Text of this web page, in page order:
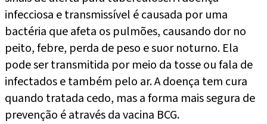
infecciosa e transmissível é causada por uma
bactéria que afeta os pulmões, causando dor no
peito, febre, perda de peso e suor noturno. Ela
pode ser transmitida por meio da tosse ou fala de
infectados e também pelo ar. A doença tem cura
quando tratada cedo, mas a forma mais segura de
prevenção é através da vacina BCG.